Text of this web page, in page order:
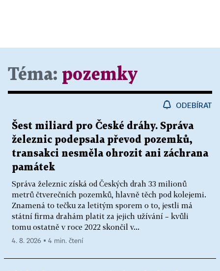
Téma: pozemky
ODEBÍRAT
Šest miliard pro České dráhy. Správa
železnic podepsala převod pozemků,
transakci nesměla ohrozit ani záchrana
památek
Správa železnic získá od Českých drah 33 milionů
metrů čtverečních pozemků, hlavně těch pod kolejemi.
Znamená to tečku za letitým sporem o to, jestli má
státní firma drahám platit za jejich užívání – kvůli
tomu ostatně v roce 2022 skončil v...
4. 8. 2026 ▪ 4 min. čtení